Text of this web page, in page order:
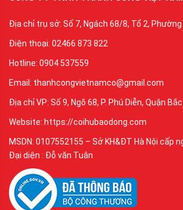
Địa chỉ trụ sở: Số 7, Ngách 68/8, Tổ 2, Phường
Điện thoại: 02466 873 822
Hotline: 0904 537559
Email: thanhcongvietnamco@gmail.com
Địa chỉ VP: Số 9, Ngõ 68, P. Phú Diễn, Quận
Website: https://coihubaodong.com
MSDN: 0107552155 – Sở KH&ĐT Hà Nội cấp
Đại diện : Đỗ văn Tuân